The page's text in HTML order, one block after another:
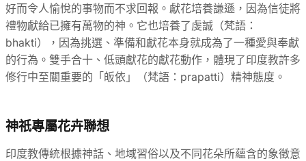
好而令人愉悅的事物而不求回報。獻花培養謙遜，因為信徒將
禮物獻給已擁有萬物的神。它也培養了虔誠（梵語：
bhakti），因為挑選、準備和獻花本身就成為了一種愛與奉獻
的行為。雙手合十、低頭獻花的獻花動作，體現了印度教許多
修行中至關重要的「皈依」（梵語：prapatti）精神態度。
神祇專屬花卉聯想
印度教傳統根據神話、地域習俗以及不同花朵所蘊含的象徵意